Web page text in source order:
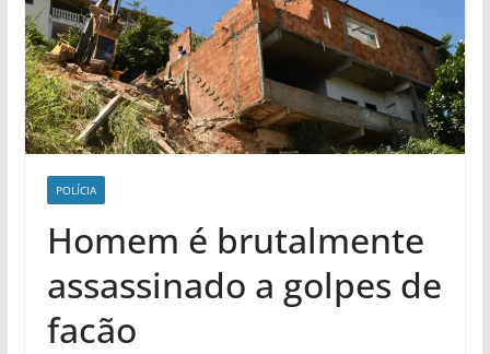
POLÍCIA
Homem é brutalmente
assassinado a golpes de
facão